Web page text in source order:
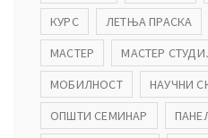
КУРС
ЛЕТЊА ПРАСКА
МАСТЕР
МАСТЕР
МОБИЛНОСТ
НАУЧНИ
ОПШТИ СЕМИНАР